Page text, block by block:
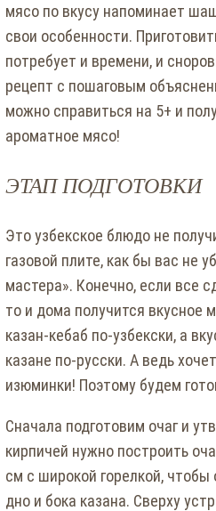
мясо по вкусу напоминает
свои особенности.
потребует и времени, и
рецепт с пошаговым
можно справиться на 5+ и
ароматное мясо!
ЭТАП ПОДГОТОВКИ
Это узбекское блюдо не
газовой плите, как бы вас не
мастера». Конечно, если все
то и дома получится вкусное
казан-кебаб по-узбекски, а
казане по-русски. А ведь
изюминки! Поэтому будем
Сначала подготовим очаг и
кирпичей нужно построить
см с широкой горелкой, чтобы
дно и бока казана. Сверху